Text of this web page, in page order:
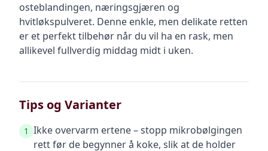
osteblandingen, næringsgjæren og
hvitløkspulveret. Denne enkle, men delikate retten
er et perfekt tilbehør når du vil ha en rask, men
allikevel fullverdig middag midt i uken.
Tips og Varianter
1 Ikke overvarm ertene – stopp mikrobølgingen
rett før de begynner å koke, slik at de holder